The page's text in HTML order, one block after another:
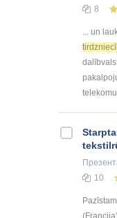
8
... un
10